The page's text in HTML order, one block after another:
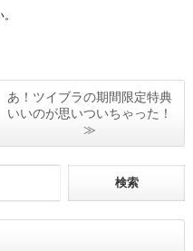
あ！ツイブラの期間限定特典
いいのが思いついちゃった！
≫